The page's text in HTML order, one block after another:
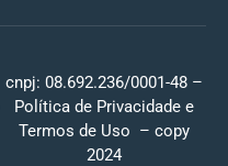
cnpj: 08.692.236/0001-48 –
Política de Privacidade e
Termos de Uso – copy
2024